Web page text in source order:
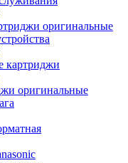
оригинальные
картриджи
оригинальные